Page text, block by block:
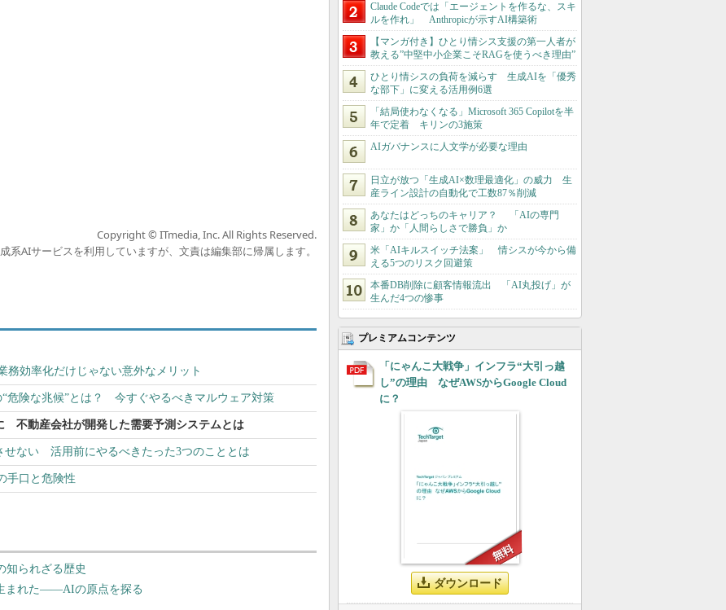
Copyright © ITmedia, Inc. All Rights Reserved.
系AIサービスを利用していますが、文責は編集部に帰属します。
効率化だけじゃない意外なメリット
“危険な兆候”とは？ 今すぐやるべきマルウェア対策
不動産会社が開発した需要予測システムとは
せない 活用前にやるべきたった3つのこととは
手口と危険性
知られざる歴史
まれた――AIの原点を探る
Claude Codeでは「エージェントを作るな、スキ
ルを作れ」 Anthropicが示すAI構築術
【マンガ付き】ひとり情シス支援の第一人者が
教える”中堅中小企業こそRAGを使うべき理由”
ひとり情シスの負荷を減らす 生成AIを「優秀
な部下」に変える活用例6選
「結局使わなくなる」Microsoft 365 Copilotを半
年で定着 キリンの3施策
AIガバナンスに人文学が必要な理由
日立が放つ「生成AI×数理最適化」の威力 生
産ライン設計の自動化で工数87％削減
あなたはどっちのキャリア？ 「AIの専門
家」か「人間らしさで勝負」か
米「AIキルスイッチ法案」 情シスが今から備
える5つのリスク回避策
本番DB削除に顧客情報流出 「AI丸投げ」が
生んだ4つの惨事
プレミアムコンテンツ
「にゃんこ大戦争」インフラ“大引っ越
し”の理由 なぜAWSからGoogle Cloud
に？
ダウンロード